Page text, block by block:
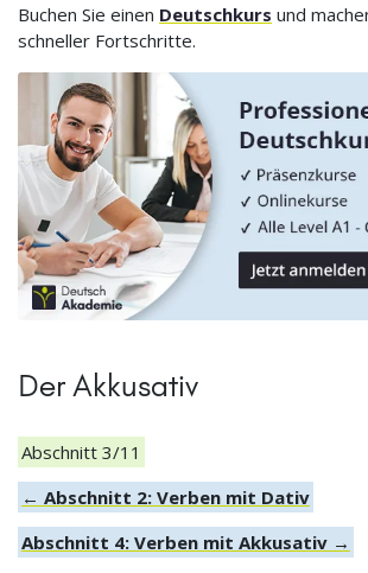
Buchen Sie einen Deutschkurs und
schneller Fortschritte.
Der Akkusativ
Abschnitt 3/11
← Abschnitt 2: Verben mit Dativ
Abschnitt 4: Verben mit Akkusativ →